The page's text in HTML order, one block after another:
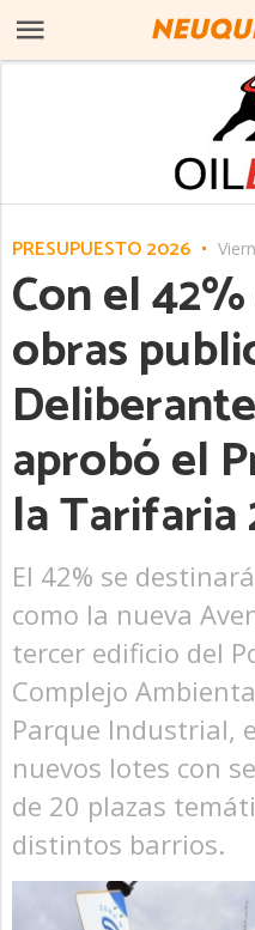
PRESUPUESTO 2026
Con el
obras
aprobó el
la Tarifaria
El 42% se
como la nueva
tercer edificio del
Complejo
Parque Industrial,
nuevos lotes con
de 20 plazas
distintos barrios.